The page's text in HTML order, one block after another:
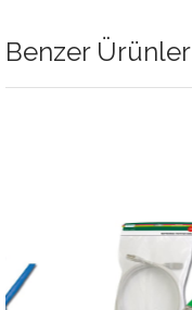
Benzer Ürünler